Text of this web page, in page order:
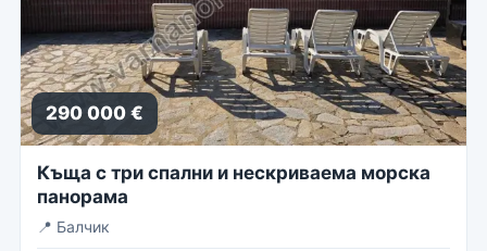
290 000 €
Къща с три спални и нескриваема морска
панорама
📍 Балчик